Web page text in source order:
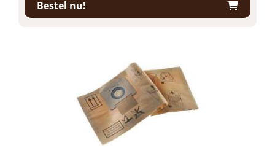
Bestel nu!